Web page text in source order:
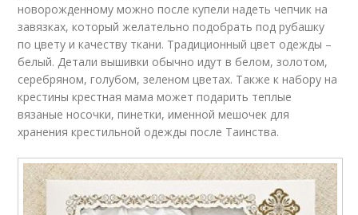
новорожденному можно после купели надеть чепчик на
завязках, который желательно подобрать под рубашку
по цвету и качеству ткани. Традиционный цвет одежды –
белый. Детали вышивки обычно идут в белом, золотом,
серебряном, голубом, зеленом цветах. Также к набору на
крестины крестная мама может подарить теплые
вязаные носочки, пинетки, именной мешочек для
хранения крестильной одежды после Таинства.